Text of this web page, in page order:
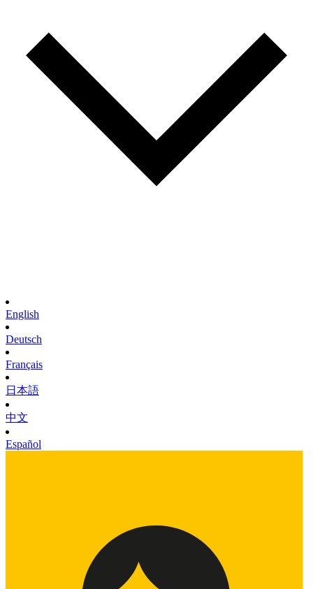
English
Deutsch
Français
日本語
中文
Español